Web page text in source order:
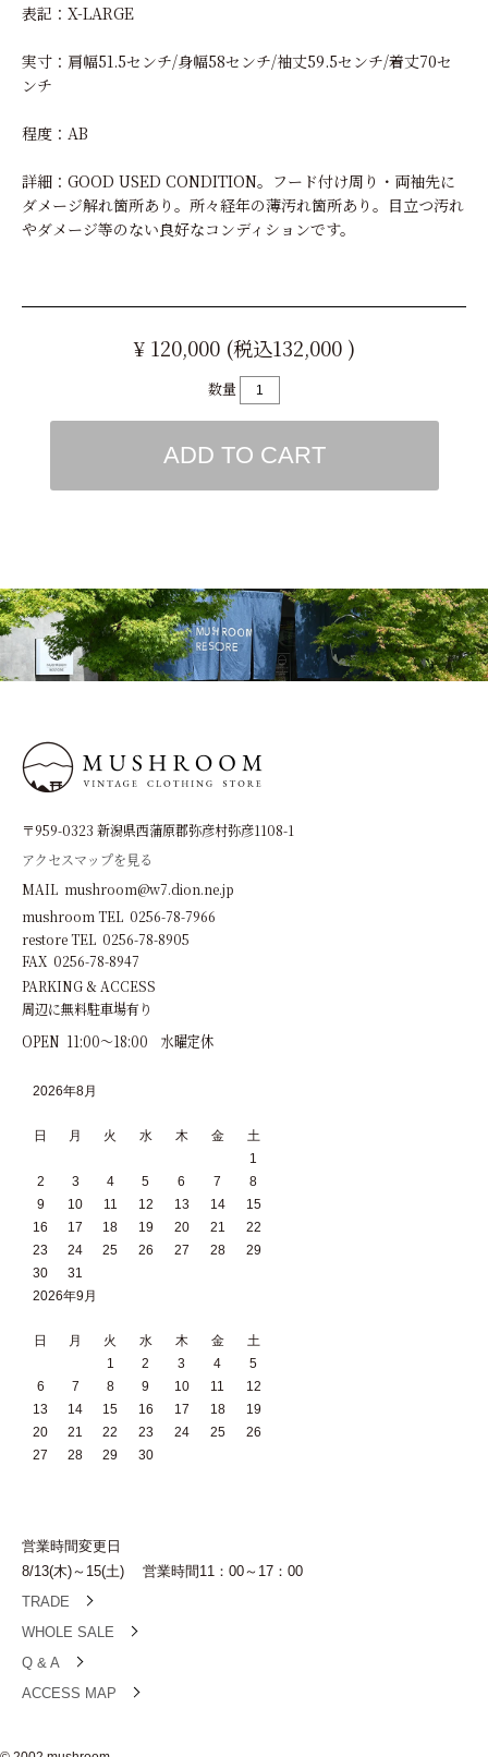
表記：X-LARGE
実寸：肩幅51.5センチ/身幅58センチ/袖丈59.5センチ/着丈70セ
ンチ
程度：AB
詳細：GOOD USED CONDITION。フード付け周り・両袖先に
ダメージ解れ箇所あり。所々経年の薄汚れ箇所あり。目立つ汚れ
やダメージ等のない良好なコンディションです。
¥ 120,000 (税込132,000 )
数量
ADD TO CART
〒959-0323 新潟県西蒲原郡弥彦村弥彦1108-1
アクセスマップを見る
MAIL mushroom@w7.dion.ne.jp
mushroom TEL 0256-78-7966
restore TEL 0256-78-8905
FAX 0256-78-8947
PARKING & ACCESS
周辺に無料駐車場有り
OPEN 11:00～18:00 水曜定休
2026年8月
日 月 火 水 木 金
土
1
2
3 4 5 6 7
8
9
10 11 12 13 14
15
16
17 18 19 20 21
22
23
24 25 26 27 28
29
30
31
2026年9月
日 月 火 水 木 金
土
1
2 3 4
5
6
7 8 9 10 11
12
13
14 15 16 17 18
19
20
21 22 23 24 25
26
27
28 29 30
TRADE
WHOLE SALE
Q & A
ACCESS MAP
営業時間変更日
8/13(木)～15(土) 営業時間11：00～17：00